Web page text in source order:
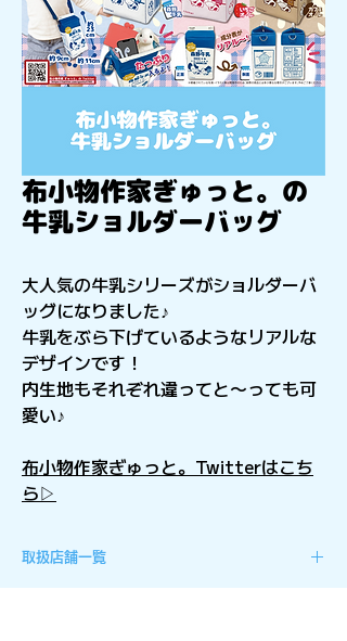
布小物作家ぎゅっと。の
牛乳ショルダーバッグ
大人気の牛乳シリーズがショルダーバ
ッグになりました♪
牛乳をぶら下げているようなリアルな
デザインです！
内生地もそれぞれ違ってと〜っても可
愛い♪
布小物作家ぎゅっと。Twitterはこち
ら▷
取扱店舗一覧